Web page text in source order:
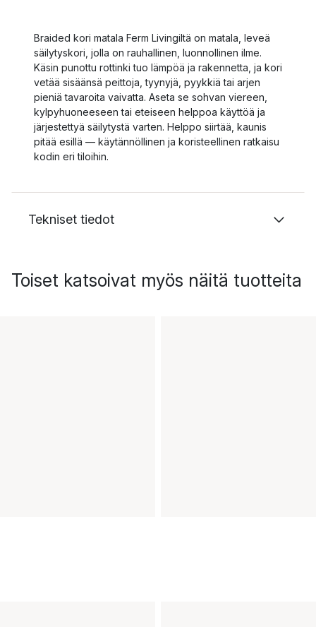
Braided kori matala Ferm Livingiltä on matala, leveä
säilytyskori, jolla on rauhallinen, luonnollinen ilme.
Käsin punottu rottinki tuo lämpöä ja rakennetta, ja kori
vetää sisäänsä peittoja, tyynyjä, pyykkiä tai arjen
pieniä tavaroita vaivatta. Aseta se sohvan viereen,
kylpyhuoneeseen tai eteiseen helppoa käyttöä ja
järjestettyä säilytystä varten. Helppo siirtää, kaunis
pitää esillä — käytännöllinen ja koristeellinen ratkaisu
kodin eri tiloihin.
Tekniset tiedot
Toiset katsoivat myös näitä tuotteita